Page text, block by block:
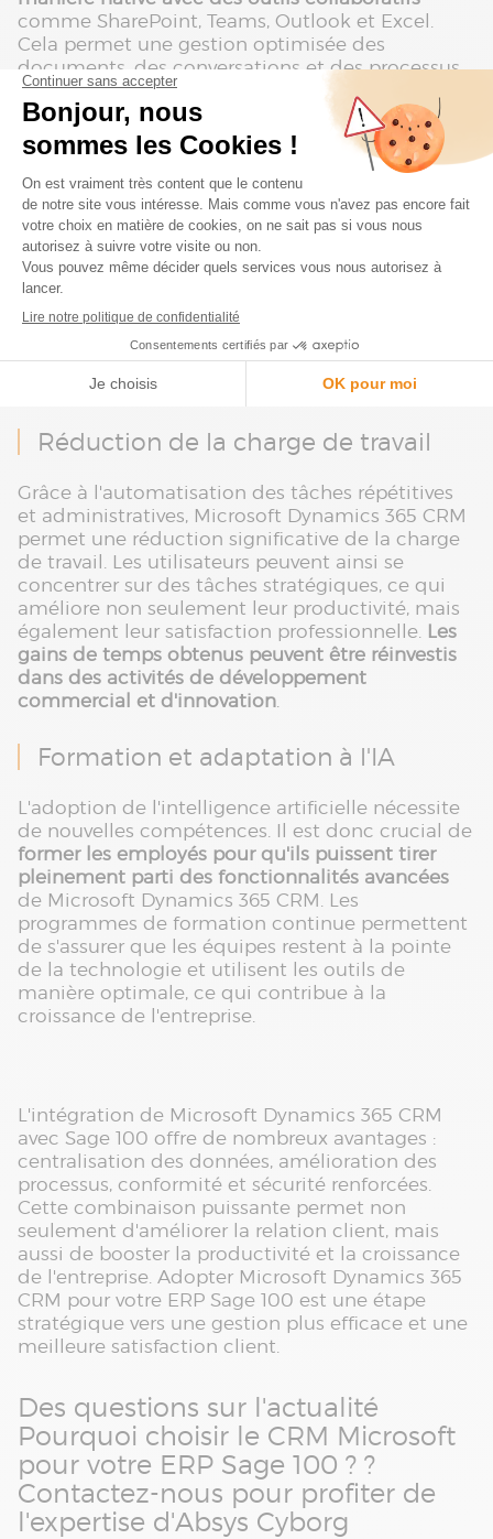
comme SharePoint, Teams, Outlook et Excel.
Cela permet une gestion optimisée des
documents, des conversations et des processus
directement depuis le CRM. Par exemple, les
documents associés aux comptes ou
opportunités peuvent être stockés et organisés
dans SharePoint, tout en étant visibles et gérés
dans Microsoft Dynamics 365 CRM. Cette
intégration facilite la collaboration et assure que
tous les membres de l'équipe travaillent avec les
mêmes informations à jour.
Impact sur la productivité et la
croissance de l'entreprise
Réduction de la charge de travail
Grâce à l'automatisation des tâches répétitives
et administratives, Microsoft Dynamics 365 CRM
permet une réduction significative de la charge
de travail. Les utilisateurs peuvent ainsi se
concentrer sur des tâches stratégiques, ce qui
améliore non seulement leur productivité, mais
également leur satisfaction professionnelle. Les
gains de temps obtenus peuvent être réinvestis
dans des activités de développement
commercial et d'innovation.
Formation et adaptation à l'IA
L'adoption de l'intelligence artificielle nécessite
de nouvelles compétences. Il est donc crucial de
former les employés pour qu'ils puissent tirer
pleinement parti des fonctionnalités avancées
de Microsoft Dynamics 365 CRM. Les
programmes de formation continue permettent
de s'assurer que les équipes restent à la pointe
de la technologie et utilisent les outils de
manière optimale, ce qui contribue à la
croissance de l'entreprise.
L'intégration de Microsoft Dynamics 365 CRM
avec Sage 100 offre de nombreux avantages :
centralisation des données, amélioration des
processus, conformité et sécurité renforcées.
Cette combinaison puissante permet non
seulement d'améliorer la relation client, mais
aussi de booster la productivité et la croissance
de l'entreprise. Adopter Microsoft Dynamics 365
CRM pour votre ERP Sage 100 est une étape
stratégique vers une gestion plus efficace et une
meilleure satisfaction client.
Des questions sur l'actualité
Pourquoi choisir le CRM Microsoft
pour votre ERP Sage 100 ? ?
Contactez-nous pour profiter de
l'expertise d'Absys Cyborg